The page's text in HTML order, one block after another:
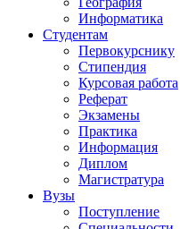
Информатика
Студентам
Первокурснику
Стипендия
Курсовая работа
Реферат
Экзамены
Практика
Информация
Диплом
Магистратура
Вузы
Поступление